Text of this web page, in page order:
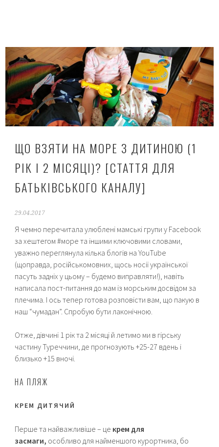
ЩО ВЗЯТИ НА МОРЕ З ДИТИНОЮ (1
РІК І 2 МІСЯЦІ)? [СТАТТЯ ДЛЯ
БАТЬКІВСЬКОГО КАНАЛУ]
29.04.2017
Я чемно перечитала улюблені мамські групи у Facebook
за хештегом #море та іншими ключовими словами,
уважно переглянула кілька блогів на YouTube
(щоправда, російськомовних, щось носії української
пасуть задніх у цьому – будемо виправляти!), навіть
написала пост-питання до мам із морським досвідом за
плечима. І ось тепер готова розповісти вам, що пакую в
наш “чумадан”. Спробую бути лаконічною.
Отже, дівчині 1 рік та 2 місяці й летимо ми в гірську
частину Туреччини, де прогнозують +25-27 вдень і
близько +15 вночі.
НА ПЛЯЖ
КРЕМ ДИТЯЧИЙ
Перше та найважливіше – це крем для
засмаги, особливо для найменшого курортника, бо